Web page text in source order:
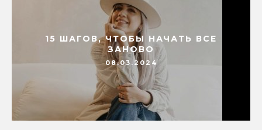
15 ШАГОВ, ЧТОБЫ НАЧАТЬ ВСЕ
ЗАНОВО
08.03.2024